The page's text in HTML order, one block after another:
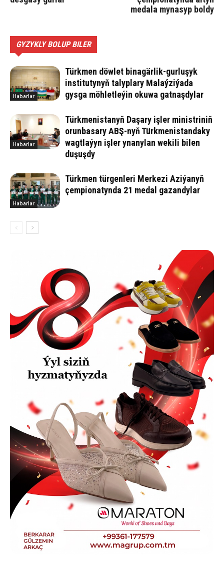
medala mynasyp boldy
GYZYKLY BOLUP BILER
Habarlar
Türkmen döwlet binagärlik-gurluşyk
institutynyň talyplary Malaýziýada
gysga möhletleýin okuwa gatnaşdylar
Habarlar
Türkmenistanyň Daşary işler ministriniň
orunbasary ABŞ-nyň Türkmenistandaky
wagtlaýyn işler ynanylan wekili bilen
duşuşdy
Habarlar
Türkmen türgenleri Merkezi Aziýanyň
çempionatynda 21 medal gazandylar